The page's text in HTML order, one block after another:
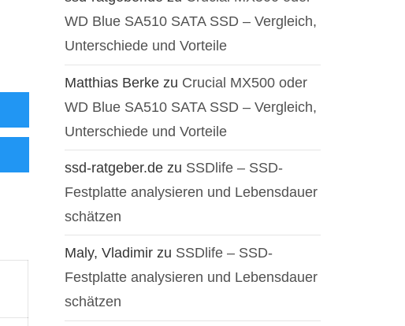
WD Blue SA510 SATA SSD – Vergleich,
Unterschiede und Vorteile
Matthias Berkezu Crucial MX500 oder
WD Blue SA510 SATA SSD – Vergleich,
Unterschiede und Vorteile
ssd-ratgeber.dezu SSDlife – SSD-
Festplatte analysieren und Lebensdauer
schätzen
Maly, Vladimirzu SSDlife – SSD-
Festplatte analysieren und Lebensdauer
schätzen